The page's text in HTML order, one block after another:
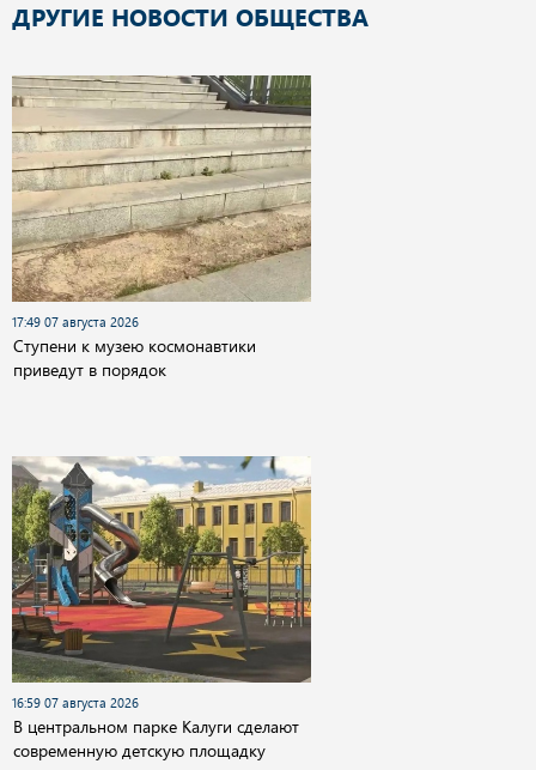
ДРУГИЕ НОВОСТИ ОБЩЕСТВА
17:49 07 августа 2026
Cтупени к музею космонавтики
приведут в порядок
16:59 07 августа 2026
В центральном парке Калуги сделают
современную детскую площадку